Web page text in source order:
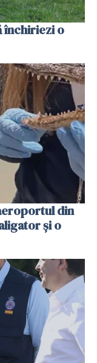
închiriezi o
din
și o